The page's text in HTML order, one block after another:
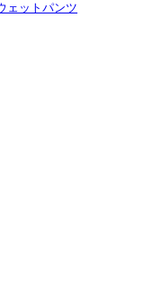
ェットパンツ